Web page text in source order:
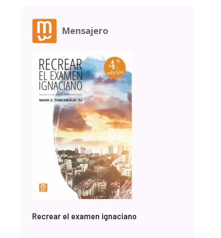
Mensajero
Recrear el examen ignaciano